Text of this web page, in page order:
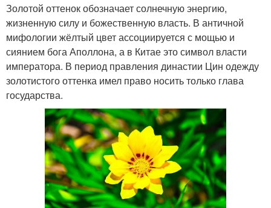
Золотой оттенок обозначает солнечную энергию,
жизненную силу и божественную власть. В античной
мифологии жёлтый цвет ассоциируется с мощью и
сиянием бога Аполлона, а в Китае это символ власти
императора. В период правления династии Цин одежду
золотистого оттенка имел право носить только глава
государства.